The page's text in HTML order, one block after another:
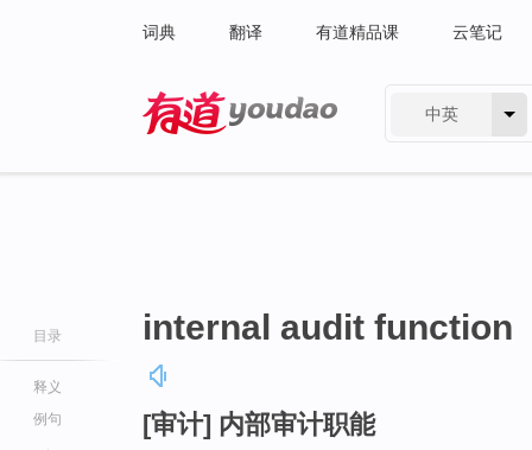
词典 翻译 有道精品课 云笔记
中英
目录
释义
例句
internal audit function
[审计] 内部审计职能